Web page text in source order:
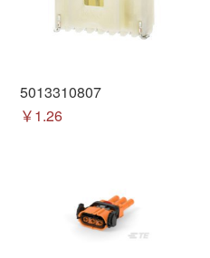
5013310807
￥1.26